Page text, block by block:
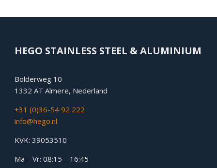
HEGO STAINLESS STEEL & ALUMINIUM
Bolderweg 10
1332 AT Almere, Nederland
+31 (0)36-54 92 222
info@hego.nl
KVK: 39053510
Ma – Vr: 08:15 – 16:45